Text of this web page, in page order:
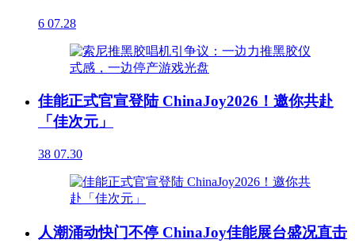
6 07.28
佳能正式官宣登陆 ChinaJoy2026！邀你共赴
「佳次元」
38 07.30
人潮涌动快门不停 ChinaJoy佳能展台盛况直击